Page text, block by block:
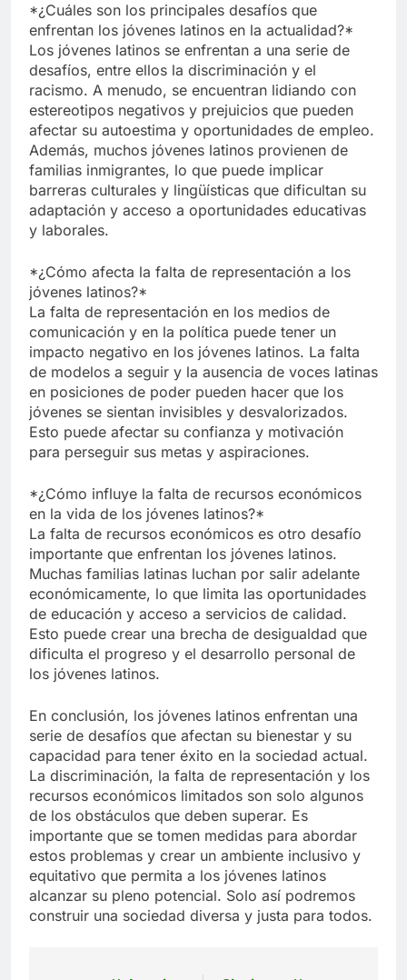
*¿Cuáles son los principales desafíos que
enfrentan los jóvenes latinos en la actualidad?*
Los jóvenes latinos se enfrentan a una serie de
desafíos, entre ellos la discriminación y el
racismo. A menudo, se encuentran lidiando con
estereotipos negativos y prejuicios que pueden
afectar su autoestima y oportunidades de empleo.
Además, muchos jóvenes latinos provienen de
familias inmigrantes, lo que puede implicar
barreras culturales y lingüísticas que dificultan su
adaptación y acceso a oportunidades educativas
y laborales.
*¿Cómo afecta la falta de representación a los
jóvenes latinos?*
La falta de representación en los medios de
comunicación y en la política puede tener un
impacto negativo en los jóvenes latinos. La falta
de modelos a seguir y la ausencia de voces latinas
en posiciones de poder pueden hacer que los
jóvenes se sientan invisibles y desvalorizados.
Esto puede afectar su confianza y motivación
para perseguir sus metas y aspiraciones.
*¿Cómo influye la falta de recursos económicos
en la vida de los jóvenes latinos?*
La falta de recursos económicos es otro desafío
importante que enfrentan los jóvenes latinos.
Muchas familias latinas luchan por salir adelante
económicamente, lo que limita las oportunidades
de educación y acceso a servicios de calidad.
Esto puede crear una brecha de desigualdad que
dificulta el progreso y el desarrollo personal de
los jóvenes latinos.
En conclusión, los jóvenes latinos enfrentan una
serie de desafíos que afectan su bienestar y su
capacidad para tener éxito en la sociedad actual.
La discriminación, la falta de representación y los
recursos económicos limitados son solo algunos
de los obstáculos que deben superar. Es
importante que se tomen medidas para abordar
estos problemas y crear un ambiente inclusivo y
equitativo que permita a los jóvenes latinos
alcanzar su pleno potencial. Solo así podremos
construir una sociedad diversa y justa para todos.